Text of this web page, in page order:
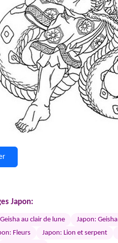
Japon:
au clair de lune Japon: Geisha
Fleurs Japon: Lion et serpent